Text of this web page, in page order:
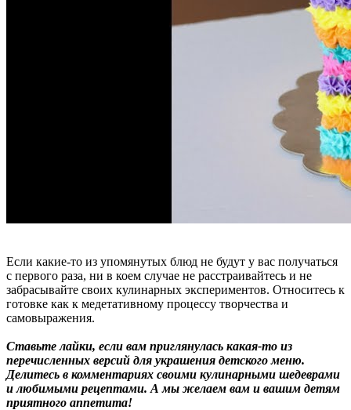
Если какие-то из упомянутых блюд не будут у вас получаться
с первого раза, ни в коем случае не расстраивайтесь и не
забрасывайте своих кулинарных экспериментов. Относитесь к
готовке как к медетативному процессу творчества и
самовыражения.
Ставьте лайки, если вам приглянулась какая-то из
перечисленных версий для украшения детского меню.
Делитесь в комментариях своими кулинарными шедеврами
и любимыми рецептами. А мы желаем вам и вашим детям
приятного аппетита!